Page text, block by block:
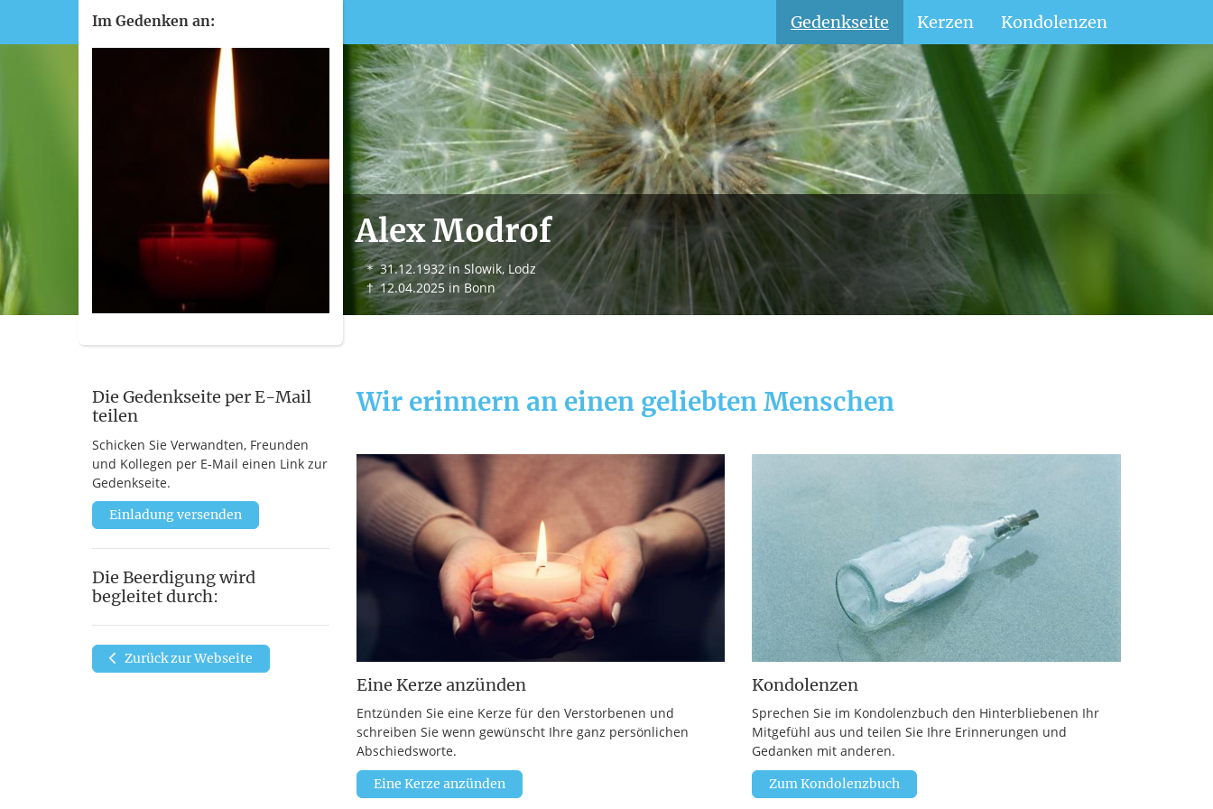
Im Gedenken an: Gedenkseite Kerzen Kondolenzen
Alex Modrof
＊ 31.12.1932in Slowik, Lodz
† 12.04.2025 in Bonn
Wir erinnern an einen geliebten Menschen
Eine Kerze anzünden
Entzünden Sie eine Kerze für den Verstorbenen und
schreiben Sie wenn gewünscht Ihre ganz persönlichen
Abschiedsworte.
Eine Kerze anzünden
Kondolenzen
Sprechen Sie im Kondolenzbuch den Hinterbliebenen Ihr
Mitgefühl aus und teilen Sie Ihre Erinnerungen und
Gedanken mit anderen.
Zum Kondolenzbuch
Die Gedenkseite per E-Mail
teilen
Schicken Sie Verwandten, Freunden
und Kollegen per E-Mail einen Link zur
Gedenkseite.
Einladung versenden
Die Beerdigung wird
begleitet durch:
Zurück zur Webseite